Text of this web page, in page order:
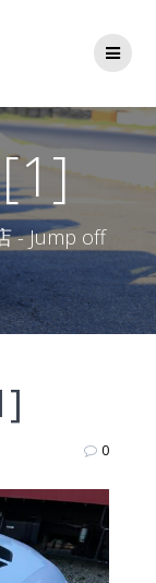
- Jump off
0